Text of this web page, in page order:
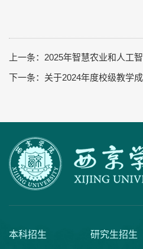
上一条： 2025年智慧农业和人工
下一条： 关于2024年度校级教学
本科招生 研究生招生